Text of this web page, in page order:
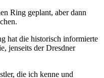
Ring geplant, aber dann
hat die historisch informierte
jenseits der Dresdner
die ich kenne und